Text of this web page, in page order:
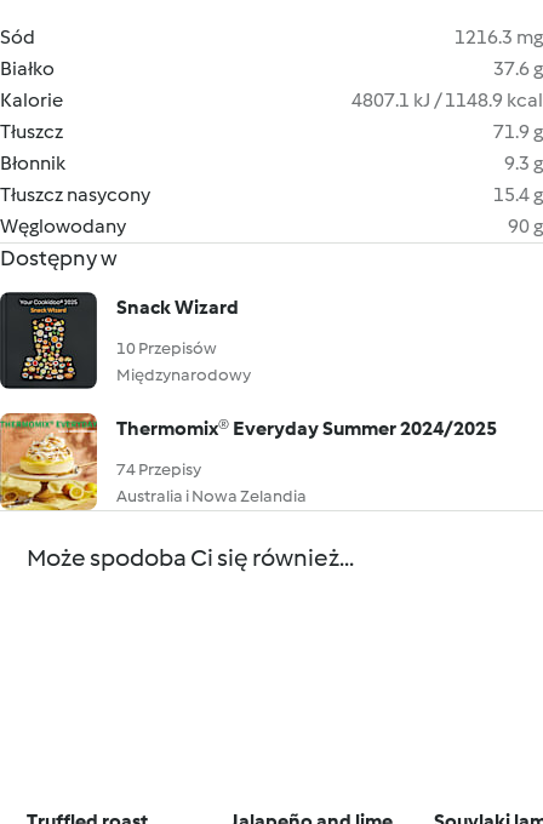
Sód
1216.3 mg
Białko
37.6 g
Kalorie
4807.1 kJ / 1148.9 kcal
Tłuszcz
71.9 g
Błonnik
9.3 g
Tłuszcz nasycony
15.4 g
Węglowodany
90 g
Dostępny w
Snack Wizard
10 Przepisów
Międzynarodowy
Thermomix® Everyday Summer 2024/2025
74 Przepisy
Australia i Nowa Zelandia
Może spodoba Ci się również...